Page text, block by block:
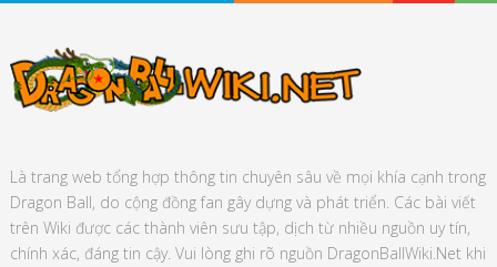
Là trang web tổng hợp thông tin chuyên sâu về mọi khía cạnh trong
Dragon Ball, do cộng đồng fan gây dựng và phát triển. Các bài viết
trên Wiki được các thành viên sưu tập, dịch từ nhiều nguồn uy tín,
chính xác, đáng tin cậy. Vui lòng ghi rõ nguồn DragonBallWiki.Net khi